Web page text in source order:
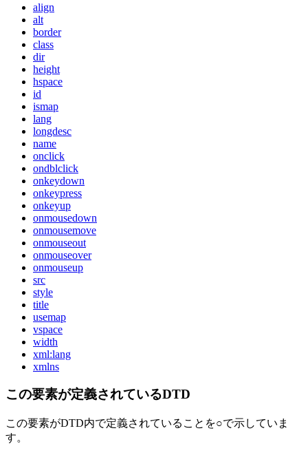
align
alt
border
class
dir
height
hspace
id
ismap
lang
longdesc
name
onclick
ondblclick
onkeydown
onkeypress
onkeyup
onmousedown
onmousemove
onmouseout
onmouseover
onmouseup
src
style
title
usemap
vspace
width
xml:lang
xmlns
この要素が定義されているDTD
この要素がDTD内で定義されていることを○で示していま
す。